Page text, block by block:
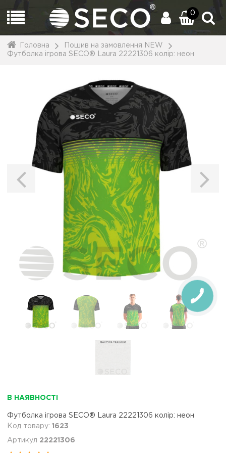
0
Головна
Пошив на замовлення NEW
Футболка ігрова SECO® Laura 22221306 колiр: неон
В НАЯВНОСТІ
Футболка ігрова SECO® Laura 22221306 колiр: неон
1623
22221306